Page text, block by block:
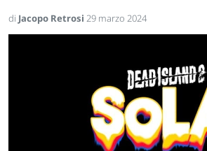
di Jacopo Retrosi 29 marzo 2024